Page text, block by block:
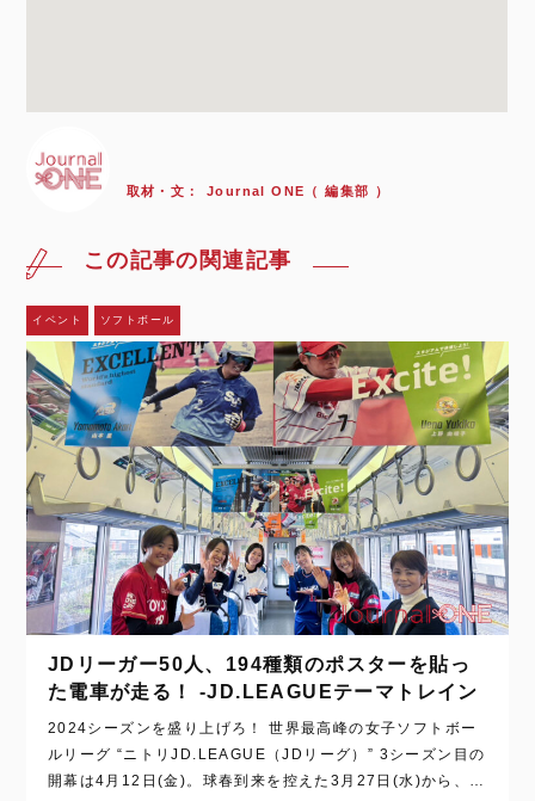
取材・文： Journal ONE（ 編集部 ）
この記事の関連記事
イベント ソフトボール
JDリーガー50人、194種類のポスターを貼っ
た電車が走る！ -JD.LEAGUEテーマトレイン
2024シーズンを盛り上げろ！ 世界最高峰の女子ソフトボー
ルリーグ “ニトリJD.LEAGUE（JDリーグ）” 3シーズン目の
開幕は4月12日(金)。球春到来を控えた3月27日(水)から、運